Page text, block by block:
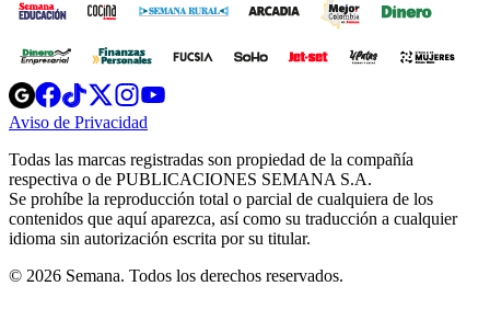
Opens
in
new
Opens
in
new
Opens
in
new
window
Opens
new
windowwindow
Aviso de Privacidad
new
window
Todas las marcas registradas son propiedad de la compañía
respectiva o de PUBLICACIONES SEMANA S.A.
Se prohíbe la reproducción total o parcial de cualquiera de los
contenidos que aquí aparezca, así como su traducción a cualquier
idioma sin autorización escrita por su titular.
© 2026 Semana. Todos los derechos reservados.